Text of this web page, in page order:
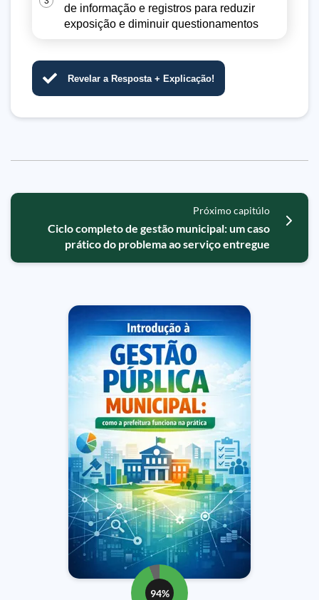
de informação e registros para reduzir
exposição e diminuir questionamentos
Revelar a Resposta + Explicação!
Próximo capitúlo
Ciclo completo de gestão municipal: um caso
prático do problema ao serviço entregue
94%